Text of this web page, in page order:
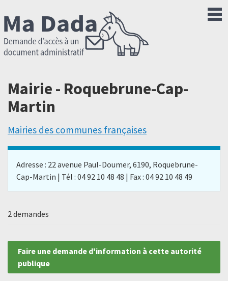
Mairie - Roquebrune-Cap-
Martin
Mairies des communes françaises
Adresse : 22 avenue Paul-Doumer, 6190, Roquebrune-
Cap-Martin | Tél : 04 92 10 48 48 | Fax : 04 92 10 48 49
2 demandes
Faire une demande d'information à cette autorité
publique